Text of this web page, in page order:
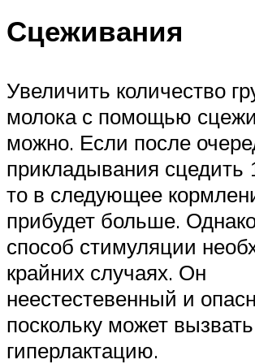
Сцеживания
Увеличить количество
молока с помощью
можно. Если после
прикладывания
то в следующее
прибудет больше.
способ стимуляции
крайних случаях. Он
неестестевенный и
поскольку может вызвать
гиперлактацию.